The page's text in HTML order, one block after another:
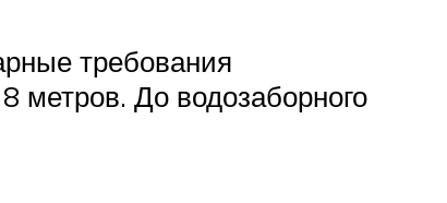
требования
метров. До водозаборного